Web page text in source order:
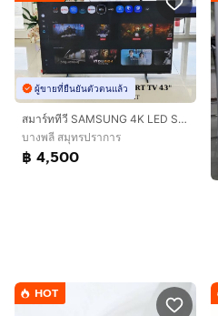
ผู้ขายที่ยืนยันตัวตนแล้ว
สมาร์ททีวี SAMSUNG 4K LED SMART TV 43 นิ้ว มือสอง ประกันศูนย์
บางพลี สมุทรปราการ
฿ 4,500
HOT